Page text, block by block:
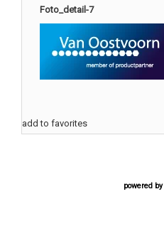
Foto_detail-7
add to favorites
powered by